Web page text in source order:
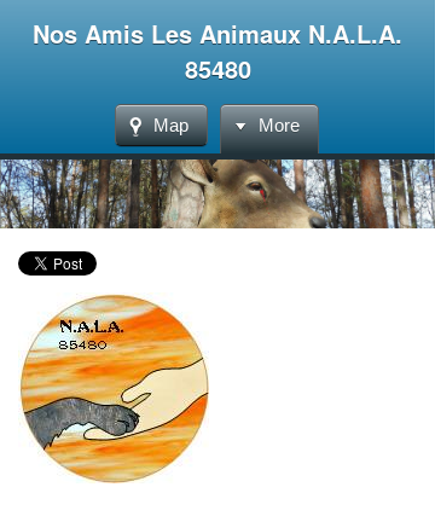
Nos Amis Les Animaux N.A.L.A.
85480
Map More